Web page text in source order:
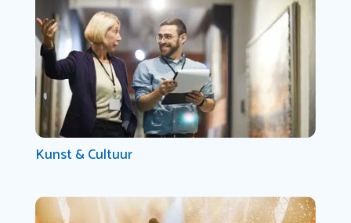
Kunst & Cultuur